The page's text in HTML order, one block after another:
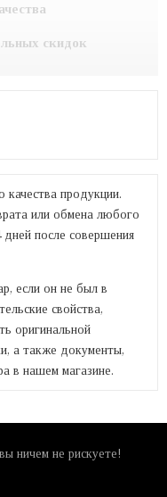
скидок
продукции.
или обмена любого
дней после совершения
если он не был в
свойства,
оригинальной
а также документы,
в нашем магазине.
ничем не рискуете!